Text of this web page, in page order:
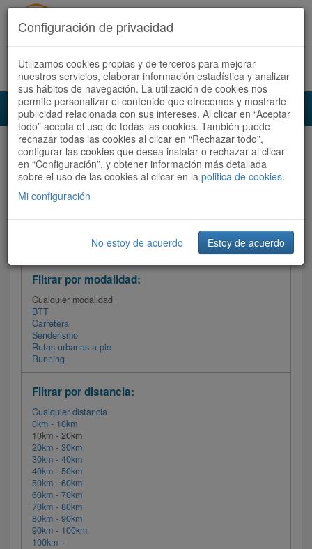
Acceder Registrate ahora Español | Català
Audioruta Todas las rutas
Todas las rutas
Ordenar por: Más recientes /
Filtrar las rutas
Filtrar por modalidad:
Cualquier modalidad
BTT
Carretera
Senderismo
Rutas urbanas a pie
Running
Filtrar por distancia:
Cualquier distancia
0km - 10km
10km - 20km
20km - 30km
30km - 40km
40km - 50km
50km - 60km
60km - 70km
70km - 80km
80km - 90km
90km - 100km
100km +
Configuración de privacidad
Utilizamos cookies propias y de terceros para mejorar
nuestros servicios, elaborar información estadística y analizar
sus hábitos de navegación. La utilización de cookies nos
permite personalizar el contenido que ofrecemos y mostrarle
publicidad relacionada con sus intereses. Al clicar en “Aceptar
todo” acepta el uso de todas las cookies. También puede
rechazar todas las cookies al clicar en “Rechazar todo”,
configurar las cookies que desea instalar o rechazar al clicar
en “Configuración”, y obtener información más detallada
sobre el uso de las cookies al clicar en la politica de cookies.
Mi configuración
No estoy de acuerdo Estoy de acuerdo